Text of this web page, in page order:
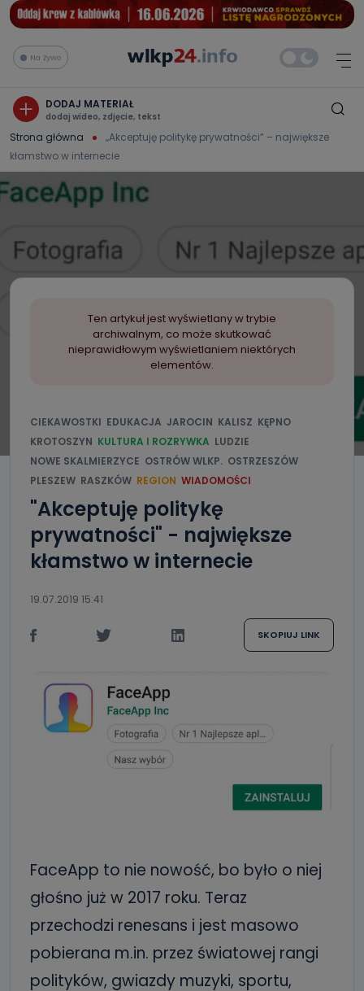
Na żywo
DODAJ MATERIAŁ
dodaj wideo, zdjęcie, tekst
Strona główna
„Akceptuję politykę prywatności” – największe
kłamstwo w internecie
Ten artykuł jest wyświetlany w trybie
archiwalnym, co może skutkować
nieprawidłowym wyświetlaniem niektórych
elementów.
CIEKAWOSTKI EDUKACJA JAROCIN KALISZ KĘPNO
KROTOSZYN KULTURA I ROZRYWKA LUDZIE
NOWE SKALMIERZYCE OSTRÓW WLKP. OSTRZESZÓW
PLESZEW RASZKÓW REGION WIADOMOŚCI
"Akceptuję politykę
prywatności" - największe
kłamstwo w internecie
19.07.2019 15:41
SKOPIUJ LINK
FaceApp to nie nowość, bo było o niej
głośno już w 2017 roku. Teraz
przechodzi renesans i jest masowo
pobierana m.in. przez światowej rangi
polityków, gwiazdy muzyki, sportu,